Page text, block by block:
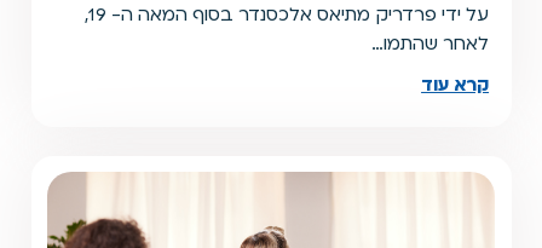
על ידי פרדריק מתיאס אלכסנדר בסוף המאה ה- 19,
לאחר שהתמו…
קרא עוד